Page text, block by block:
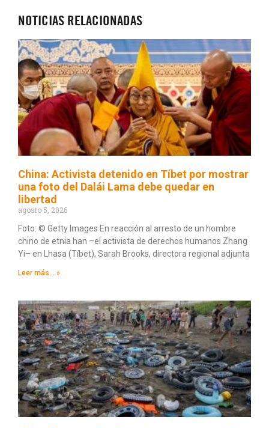
NOTICIAS RELACIONADAS
China: Activista detenido en Tíbet por mostrar
una foto del Dalái Lama debe quedar en
libertad
agosto 5, 2026
Foto: © Getty Images En reacción al arresto de un hombre
chino de etnia han –el activista de derechos humanos Zhang
Yi– en Lhasa (Tíbet), Sarah Brooks, directora regional adjunta
Leer más... »